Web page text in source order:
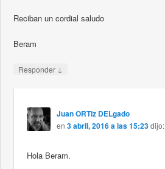
Reciban un cordial saludo
Beram
Responder ↓
Juan ORTiz DELgado
en3 abril, 2016 a las 15:23dijo:
Hola Beram.